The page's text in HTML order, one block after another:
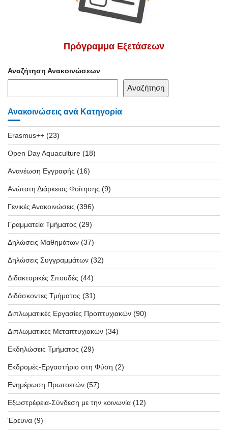
Πρόγραμμα Εξετάσεων
Αναζήτηση Ανακοινώσεων
Αναζήτηση
Ανακοινώσεις ανά Κατηγορία
Erasmus++ (23)
Open Day Aquaculture (18)
Ανανέωση Εγγραφής (16)
Ανώτατη Διάρκειας Φοίτησης (9)
Γενικές Ανακοινώσεις (396)
Γραμματεία Τμήματος (29)
Δηλώσεις Μαθημάτων (37)
Δηλώσεις Συγγραμμάτων (32)
Διδακτορικές Σπουδές (44)
Διδάσκοντες Τμήματος (31)
Διπλωματικές Εργασίες Προπτυχιακών (90)
Διπλωματικές Μεταπτυχιακών (34)
Εκδηλώσεις Τμήματος (29)
Εκδρομές-Εργαστήριο στη Φύση (2)
Ενημέρωση Πρωτοετών (57)
Εξωστρέφεια-Σύνδεση με την κοινωνία (12)
Έρευνα (9)